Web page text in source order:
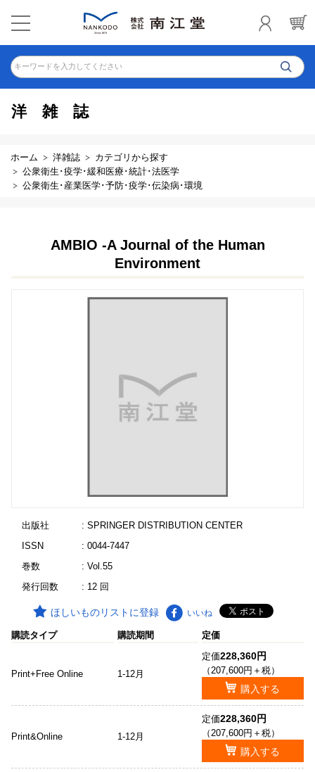
キーワードを入力してください
洋雑誌
ホーム 洋雑誌
カテゴリから探す
公衆衛生･疫学･緩和医療･統計･法医学
公衆衛生･産業医学･予防･疫学･伝染病･環境
AMBIO -A Journal of the Human
Environment
出版社
: SPRINGER DISTRIBUTION CENTER
ISSN
: 0044-7447
巻数
: Vol.55
発行回数
: 12 回
ほしいものリストに登録 いいね
購読タイプ 購読期間 定価
Print+Free Online 1-12月
定価228,360円
（207,600円＋税）
購入する
Print&Online 1-12月
定価228,360円
（207,600円＋税）
購入する